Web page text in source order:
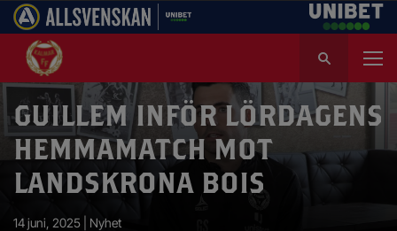
k
e
f
GUILLEM INFÖR LÖRDAGENS
HEMMAMATCH MOT
LANDSKRONA BOIS
14 juni, 2025 | Nyhet